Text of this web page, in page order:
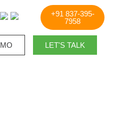
+91 837-395-
7958
LET'S TALK